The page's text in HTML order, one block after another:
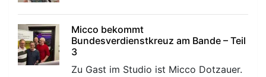
Micco bekommt
Bundesverdienstkreuz am Bande – Teil
3
Zu Gast im Studio ist Micco Dotzauer.